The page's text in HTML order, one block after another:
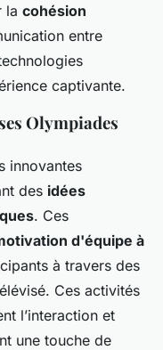
la cohésion
entre
captivante.
Olympiades
innovantes
des idées
. Ces
d'équipe à
à travers des
Ces activités
l’interaction et
une touche de